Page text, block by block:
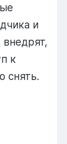
и
к
снять.